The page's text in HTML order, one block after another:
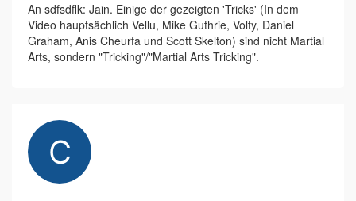
An sdfsdflk: Jain. Einige der gezeigten 'Tricks' (In dem
Video hauptsächlich Vellu, Mike Guthrie, Volty, Daniel
Graham, Anis Cheurfa und Scott Skelton) sind nicht Martial
Arts, sondern "Tricking"/"Martial Arts Tricking".